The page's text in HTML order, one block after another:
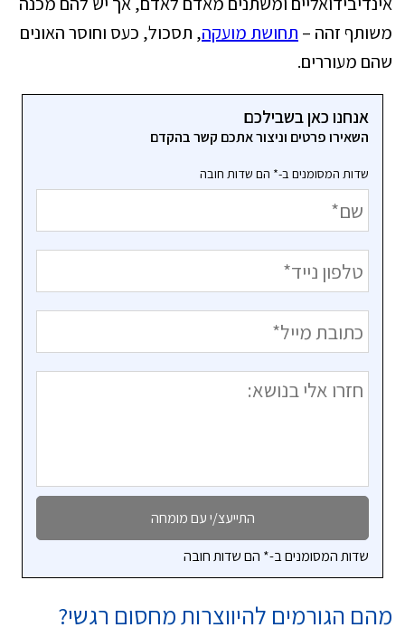
משותף זהה – תחושת מועקה, תסכול, כעס וחוסר האונים
שהם מעוררים.
אנחנו כאן בשבילכם
השאירו פרטים וניצור אתכם קשר בהקדם
שדות המסומנים ב-* הם שדות חובה
שדות המסומנים ב-* הם שדות חובה
מהם הגורמים להיווצרות מחסום רגשי?